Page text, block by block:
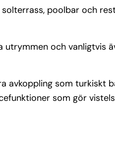
poolbar och
och vanligtvis
avkoppling som turkiskt
som gör